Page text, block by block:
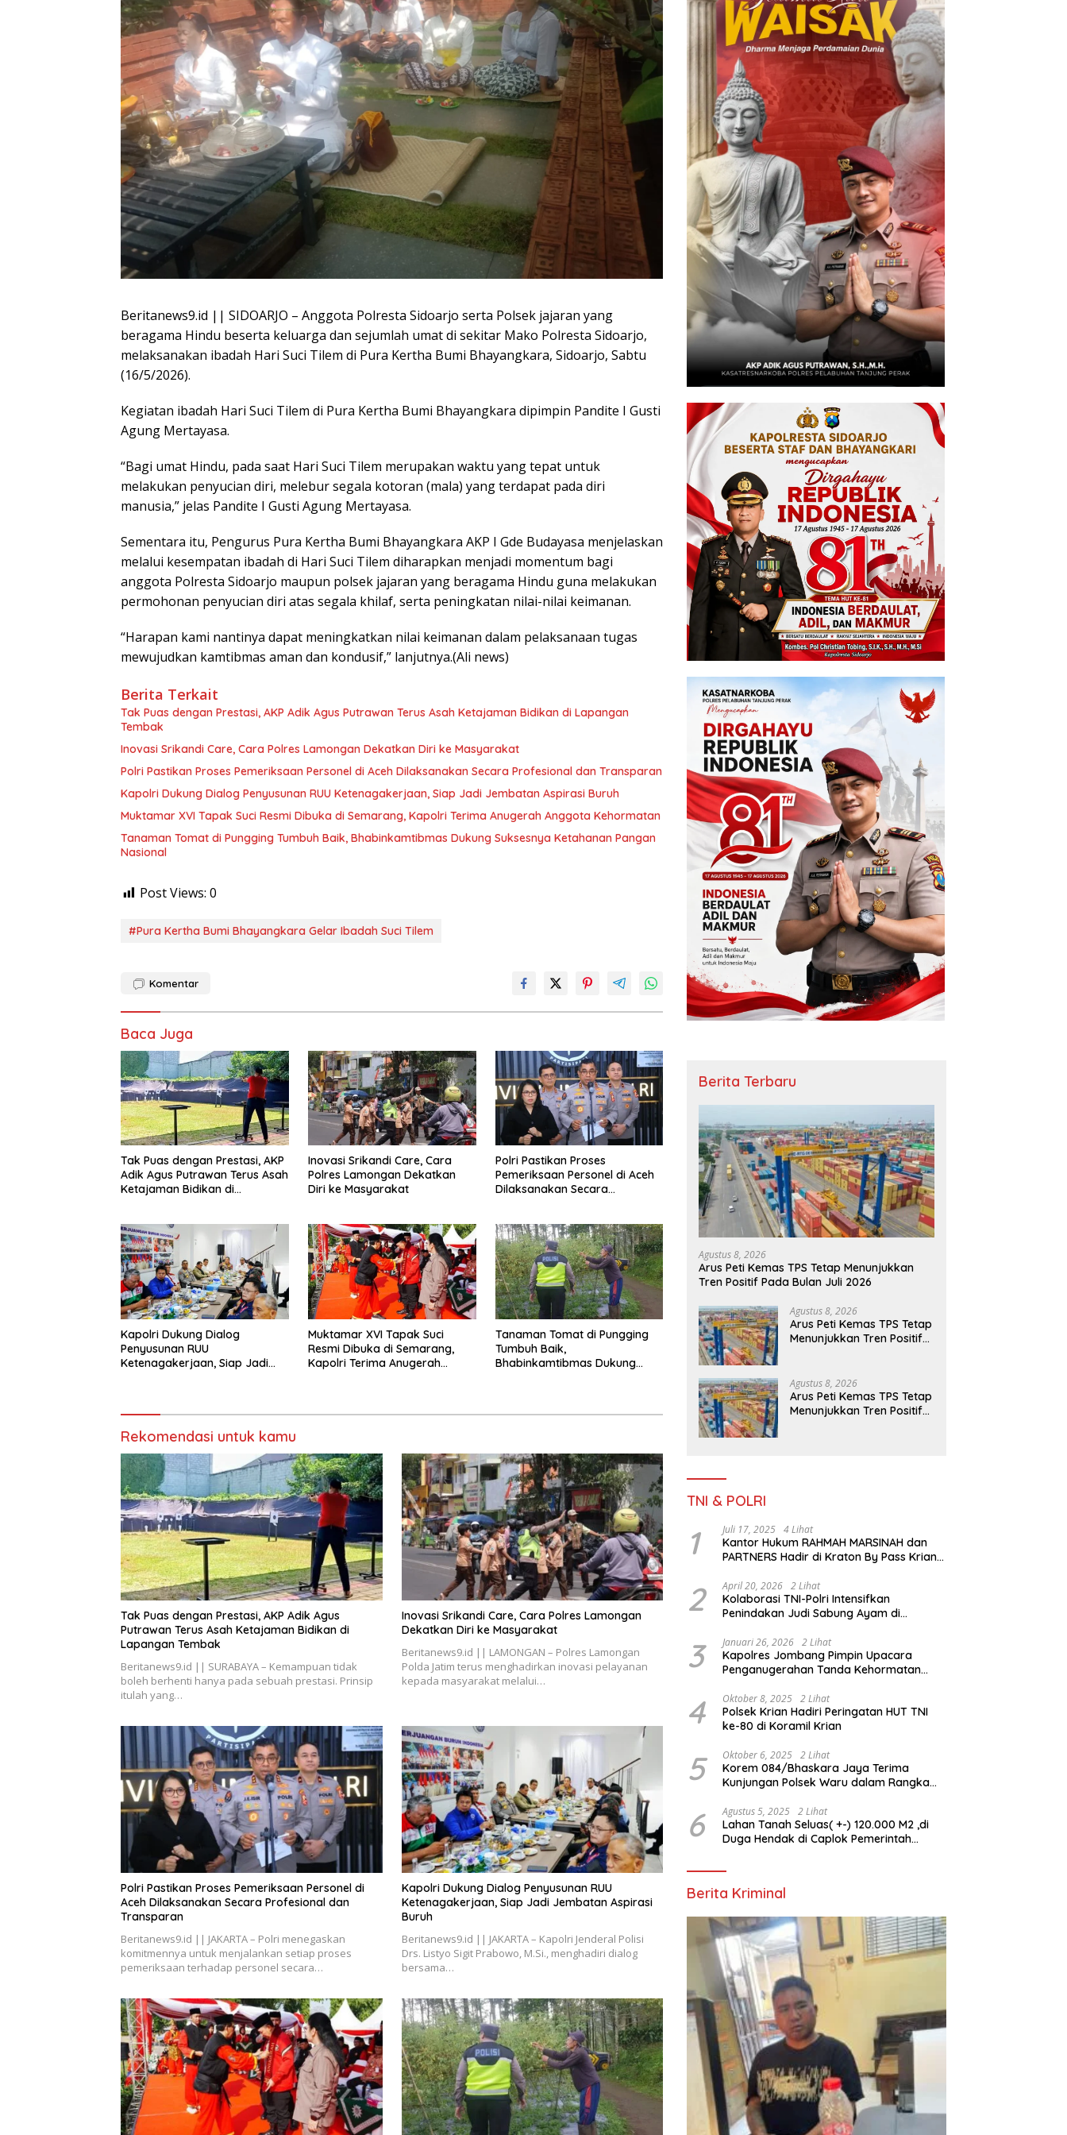
Beritanews9.id || SIDOARJO – Anggota Polresta Sidoarjo serta Polsek jajaran yang
beragama Hindu beserta keluarga dan sejumlah umat di sekitar Mako Polresta Sidoarjo,
melaksanakan ibadah Hari Suci Tilem di Pura Kertha Bumi Bhayangkara, Sidoarjo, Sabtu
(16/5/2026).
Kegiatan ibadah Hari Suci Tilem di Pura Kertha Bumi Bhayangkara dipimpin Pandite I Gusti
Agung Mertayasa.
“Bagi umat Hindu, pada saat Hari Suci Tilem merupakan waktu yang tepat untuk
melakukan penyucian diri, melebur segala kotoran (mala) yang terdapat pada diri
manusia,” jelas Pandite I Gusti Agung Mertayasa.
Sementara itu, Pengurus Pura Kertha Bumi Bhayangkara AKP I Gde Budayasa menjelaskan
melalui kesempatan ibadah di Hari Suci Tilem diharapkan menjadi momentum bagi
anggota Polresta Sidoarjo maupun polsek jajaran yang beragama Hindu guna melakukan
permohonan penyucian diri atas segala khilaf, serta peningkatan nilai-nilai keimanan.
“Harapan kami nantinya dapat meningkatkan nilai keimanan dalam pelaksanaan tugas
mewujudkan kamtibmas aman dan kondusif,” lanjutnya.(Ali news)
Berita Terkait
Tak Puas dengan Prestasi, AKP Adik Agus Putrawan Terus Asah Ketajaman Bidikan di Lapangan
Tembak
Inovasi Srikandi Care, Cara Polres Lamongan Dekatkan Diri ke Masyarakat
Polri Pastikan Proses Pemeriksaan Personel di Aceh Dilaksanakan Secara Profesional dan Transparan
Kapolri Dukung Dialog Penyusunan RUU Ketenagakerjaan, Siap Jadi Jembatan Aspirasi Buruh
Muktamar XVI Tapak Suci Resmi Dibuka di Semarang, Kapolri Terima Anugerah Anggota Kehormatan
Tanaman Tomat di Pungging Tumbuh Baik, Bhabinkamtibmas Dukung Suksesnya Ketahanan Pangan
Nasional
Post Views: 0
#Pura Kertha Bumi Bhayangkara Gelar Ibadah Suci Tilem
Komentar
Baca Juga
Tak Puas dengan Prestasi, AKP
Adik Agus Putrawan Terus Asah
Ketajaman Bidikan di
Inovasi Srikandi Care, Cara
Polres Lamongan Dekatkan
Diri ke Masyarakat
Polri Pastikan Proses
Pemeriksaan Personel di Aceh
Dilaksanakan Secara
Kapolri Dukung Dialog
Penyusunan RUU
Ketenagakerjaan, Siap Jadi
Muktamar XVI Tapak Suci
Resmi Dibuka di Semarang,
Kapolri Terima Anugerah
Tanaman Tomat di Pungging
Tumbuh Baik,
Bhabinkamtibmas Dukung
Rekomendasi untuk kamu
Tak Puas dengan Prestasi, AKP Adik Agus
Putrawan Terus Asah Ketajaman Bidikan di
Lapangan Tembak
Beritanews9.id || SURABAYA – Kemampuan tidak
boleh berhenti hanya pada sebuah prestasi. Prinsip
itulah yang…
Inovasi Srikandi Care, Cara Polres Lamongan
Dekatkan Diri ke Masyarakat
Beritanews9.id || LAMONGAN – Polres Lamongan
Polda Jatim terus menghadirkan inovasi pelayanan
kepada masyarakat melalui…
Polri Pastikan Proses Pemeriksaan Personel di
Aceh Dilaksanakan Secara Profesional dan
Transparan
Beritanews9.id || JAKARTA – Polri menegaskan
komitmennya untuk menjalankan setiap proses
pemeriksaan terhadap personel secara…
Kapolri Dukung Dialog Penyusunan RUU
Ketenagakerjaan, Siap Jadi Jembatan Aspirasi
Buruh
Beritanews9.id || JAKARTA – Kapolri Jenderal Polisi
Drs. Listyo Sigit Prabowo, M.Si., menghadiri dialog
bersama…
Berita Terbaru
Agustus 8, 2026
Arus Peti Kemas TPS Tetap Menunjukkan
Tren Positif Pada Bulan Juli 2026
Agustus 8, 2026
Arus Peti Kemas TPS Tetap
Menunjukkan Tren Positif
Agustus 8, 2026
Arus Peti Kemas TPS Tetap
Menunjukkan Tren Positif
TNI & POLRI
1 Juli 17, 2025 4 Lihat
Kantor Hukum RAHMAH MARSINAH dan
PARTNERS Hadir di Kraton By Pass Krian
2 April 20, 2026 2 Lihat
Kolaborasi TNI-Polri Intensifkan
Penindakan Judi Sabung Ayam di
3 Januari 26, 2026 2 Lihat
Kapolres Jombang Pimpin Upacara
Penganugerahan Tanda Kehormatan
Polri
4 Oktober 8, 2025 2 Lihat
Polsek Krian Hadiri Peringatan HUT TNI
ke-80 di Koramil Krian
5 Oktober 6, 2025 2 Lihat
Korem 084/Bhaskara Jaya Terima
Kunjungan Polsek Waru dalam Rangka
6 Agustus 5, 2025 2 Lihat
Lahan Tanah Seluas( +-) 120.000 M2 ,di
Duga Hendak di Caplok Pemerintah
Berita Kriminal